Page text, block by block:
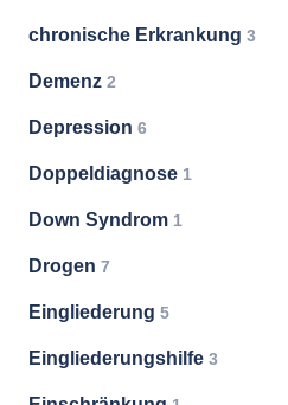
chronische Erkrankung 3
Demenz 2
Depression 6
Doppeldiagnose 1
Down Syndrom 1
Drogen 7
Eingliederung 5
Eingliederungshilfe 3